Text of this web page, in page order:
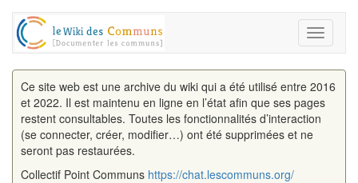
Toggle
Ce site web est une archive du wiki qui a été utilisé entre 2016
et 2022. Il est maintenu en ligne en l’état afin que ses pages
restent consultables. Toutes les fonctionnalités d’interaction
(se connecter, créer, modifier…) ont été supprimées et ne
seront pas restaurées.
Collectif Point Communs https://chat.lescommuns.org/